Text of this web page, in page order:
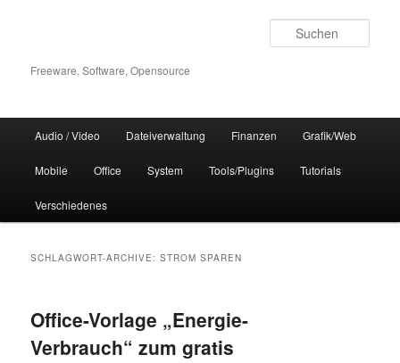
wechselnFreeware, Software, Opensource
Audio / Video Dateiverwaltung Finanzen Grafik/Web
Mobile Office System Tools/Plugins Tutorials
Verschiedenes
SCHLAGWORT-ARCHIVE:STROM SPAREN
Office-Vorlage „Energie-
Verbrauch“ zum gratis